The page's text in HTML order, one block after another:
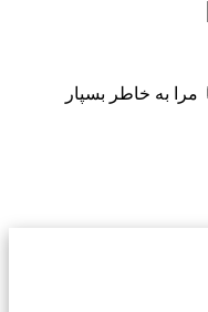
مرا به خاطر بسپار